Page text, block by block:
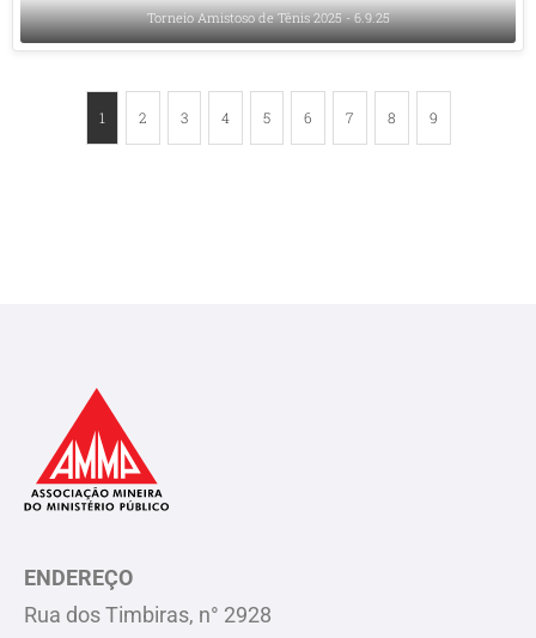
Torneio Amistoso de Tênis 2025 - 6.9.25
1 2 3 4 5 6 7 8 9
ENDEREÇO
Rua dos Timbiras, n° 2928